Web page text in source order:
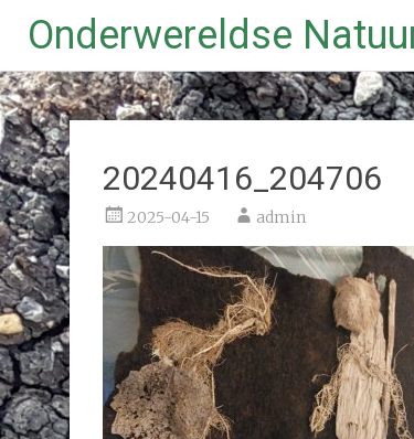
Ga
naar
de
inhoud
Onderwereldse
20240416_204706
2025-04-15 admin